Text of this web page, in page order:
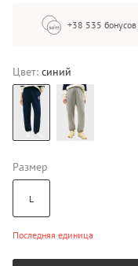
+38 535 бонусов
Цвет: синий
Размер
L
Последняя единица